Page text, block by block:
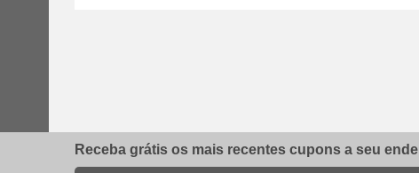
Receba grátis os mais recentes cupons a seu